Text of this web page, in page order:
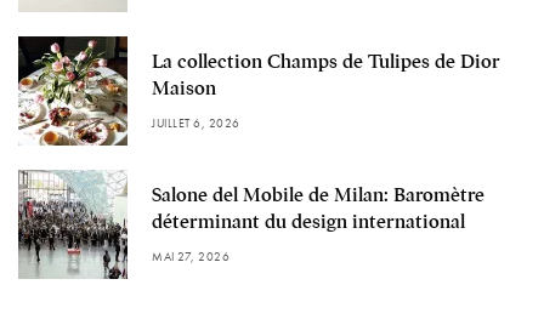
La collection Champs de Tulipes de Dior
Maison
JUILLET 6, 2026
Salone del Mobile de Milan: Baromètre
déterminant du design international
MAI 27, 2026